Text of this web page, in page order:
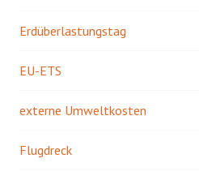
Erdüberlastungstag
EU-ETS
externe Umweltkosten
Flugdreck